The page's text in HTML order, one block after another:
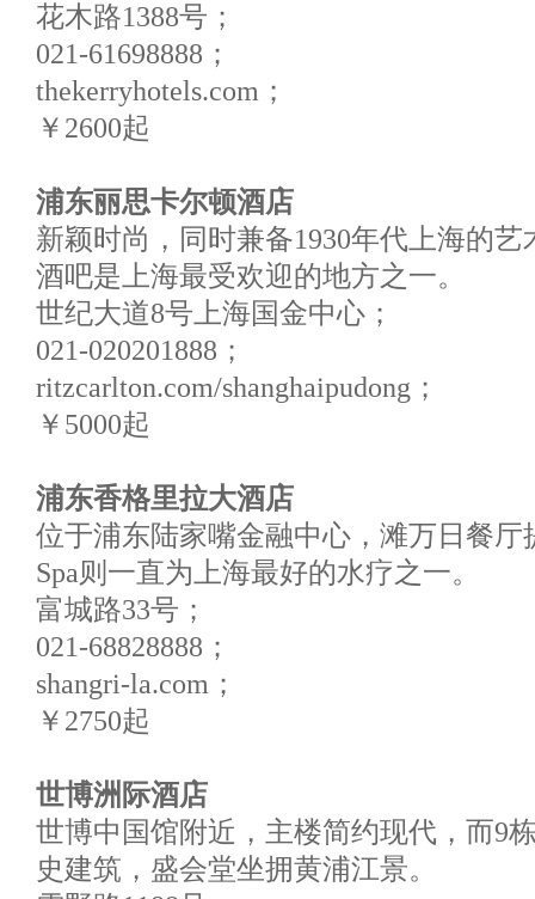
花木路1388号；
021-61698888；
thekerryhotels.com；
￥2600起
浦东丽思卡尔顿酒店
新颖时尚，同时兼备1930年代上海的
酒吧是上海最受欢迎的地方之一。
世纪大道8号上海国金中心；
021-020201888；
ritzcarlton.com/shanghaipudong；
￥5000起
浦东香格里拉大酒店
位于浦东陆家嘴金融中心，滩万日餐厅
Spa则一直为上海最好的水疗之一。
富城路33号；
021-68828888；
shangri-la.com；
￥2750起
世博洲际酒店
世博中国馆附近，主楼简约现代，而9
史建筑，盛会堂坐拥黄浦江景。